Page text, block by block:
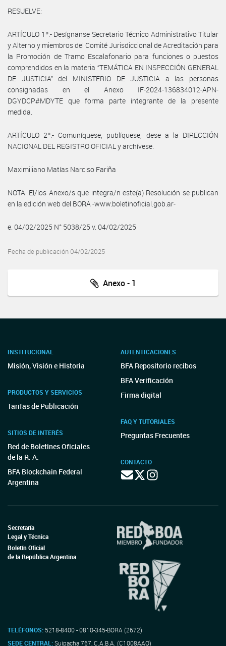
RESUELVE:
ARTÍCULO 1º.- Desígnanse Secretario Técnico Administrativo Titular
y Alterno y miembros del Comité Jurisdiccional de Acreditación para
la Promoción de Tramo Escalafonario para funciones o puestos
comprendidos en la materia “TEMÁTICA EN INSPECCIÓN GENERAL
DE JUSTICIA” del MINISTERIO DE JUSTICIA a las personas
consignadas en el Anexo IF-2024-136834012-APN-
DGYDCP#MDYTE que forma parte integrante de la presente
medida.
ARTÍCULO 2º.- Comuníquese, publíquese, dese a la DIRECCIÓN
NACIONAL DEL REGISTRO OFICIAL y archívese.
Maximiliano Matías Narciso Fariña
NOTA: El/los Anexo/s que integra/n este(a) Resolución se publican
en la edición web del BORA -www.boletinoficial.gob.ar-
e. 04/02/2025 N° 5038/25 v. 04/02/2025
Fecha de publicación 04/02/2025
Anexo - 1
INSTITUCIONAL
Misión, Visión e Historia
PRODUCTOS Y SERVICIOS
Tarifas de Publicación
SITIOS DE INTERÉS
Red de Boletines Oficiales
de la R. A.
BFA Blockchain Federal
Argentina
AUTENTICACIONES
BFA Repositorio recibos
BFA Verificación
Firma digital
FAQ Y TUTORIALES
Preguntas Frecuentes
CONTACTO
Secretaría
Legal y Técnica
Boletín Oficial
de la República Argentina
TELÉFONOS: 5218-8400 - 0810-345-BORA (2672)
SEDE CENTRAL:Suipacha 767, C.A.B.A. (C1008AAO)